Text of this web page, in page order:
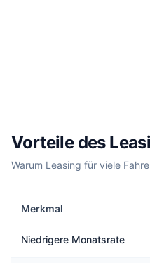
Vorteile des
Warum Leasing für viele
Merkmal
Niedrigere Monatsrate